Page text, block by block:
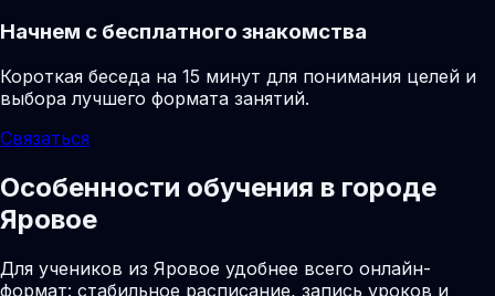
Начнем с бесплатного знакомства
Короткая беседа на 15 минут для понимания целей и
выбора лучшего формата занятий.
Связаться
Особенности обучения в городе
Яровое
Для учеников из Яровое удобнее всего онлайн-
формат: стабильное расписание, запись уроков и